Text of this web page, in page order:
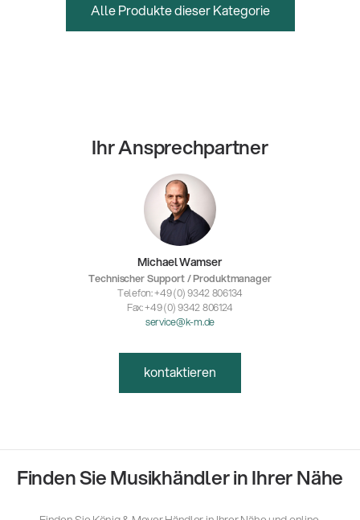
Alle Produkte dieser Kategorie
Ihr Ansprechpartner
Michael Wamser
Technischer Support / Produktmanager
Telefon: +49 (0) 9342 806134
Fax: +49 (0) 9342 806124
service@k-m.de
kontaktieren
Finden Sie Musikhändler in Ihrer Nähe